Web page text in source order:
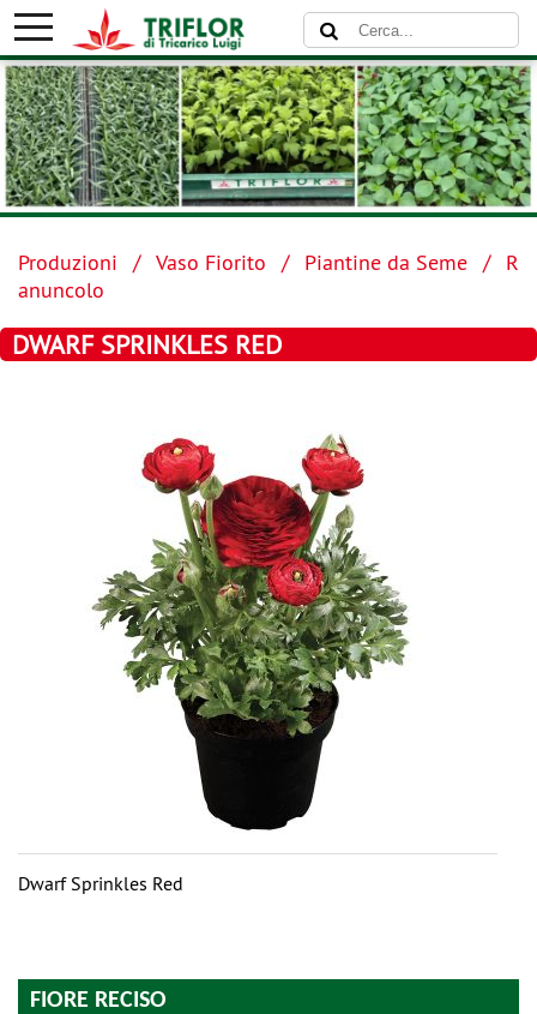
FIORE RECISO
Produzioni Vaso Fiorito Piantine da Seme
R
anuncolo
DWARF SPRINKLES RED
Dwarf Sprinkles Red